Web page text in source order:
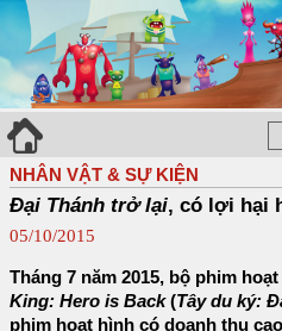
NHÂN VẬT & SỰ KIỆN
Đại Thánh trở lại, có lợi hại
05/10/2015
Tháng 7 năm 2015, bộ phim
King: Hero is Back(Tây du ký:
phim hoạt hình có doanh thu